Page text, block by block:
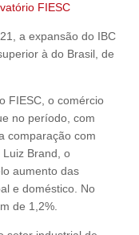
FIESC
a expansão do IBC
à do Brasil, de
FIESC, o comércio
no período, com
comparação com
Brand, o
aumento das
e doméstico. No
de 1,2%.